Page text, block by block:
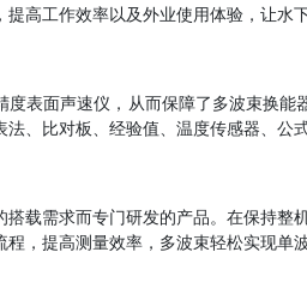
高工作效率以及外业使用体验，让水
度表面声速仪，从而保障了多波束换
、比对板、经验值、温度传感器、公
载需求而专门研发的产品。在保持
，提高测量效率，多波束轻松实现单